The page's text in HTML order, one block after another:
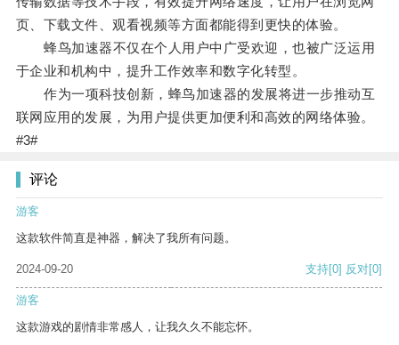
页、下载文件、观看视频等方面都能得到更快的体验。
蜂鸟加速器不仅在个人用户中广受欢迎，也被广泛运用
于企业和机构中，提升工作效率和数字化转型。
作为一项科技创新，蜂鸟加速器的发展将进一步推动互
联网应用的发展，为用户提供更加便利和高效的网络体验。
#3#
评论
游客
这款软件简直是神器，解决了我所有问题。
2024-09-20 支持[0] 反对[0]
游客
这款游戏的剧情非常感人，让我久久不能忘怀。